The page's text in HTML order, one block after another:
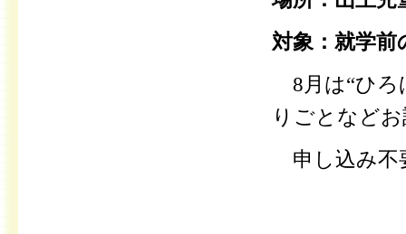
対象：就学前
8月は“ひ
りごとなど
申し込み不